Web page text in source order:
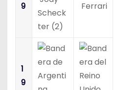
9
Scheck
ter (2)
Ferrari
1
9